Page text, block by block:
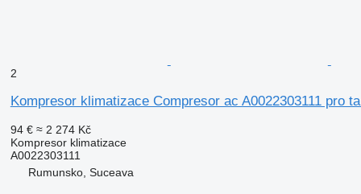
2
Kompresor klimatizace Compresor ac A0022303111 pro
94 € ≈ 2 274 Kč
Kompresor klimatizace
A0022303111
Rumunsko, Suceava